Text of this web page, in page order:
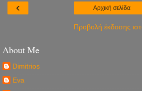
‹ Αρχική σελίδα
Προβολή έκδοσης
About Me
Dimitrios
Eva